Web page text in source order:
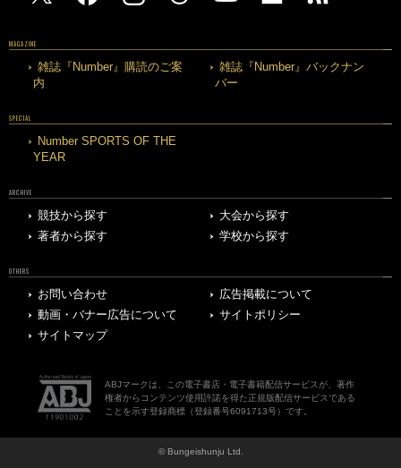
MAGAZINE
雑誌『Number』購読のご案
内
雑誌『Number』バックナン
バー
SPECIAL
Number SPORTS OF THE
YEAR
ARCHIVE
競技から探す
大会から探す
著者から探す
学校から探す
OTHERS
お問い合わせ
広告掲載について
動画・バナー広告について
サイトポリシー
サイトマップ
ABJマークは、この電子書店・電子書籍配信サービスが、著作
権者からコンテンツ使用許諾を得た正規版配信サービスである
ことを示す登録商標（登録番号6091713号）です。
© Bungeishunju Ltd.